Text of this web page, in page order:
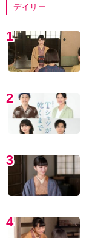
デイリー
1
2
3
4